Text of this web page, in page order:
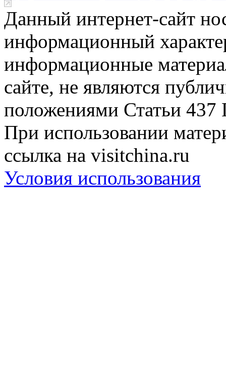
Данный интернет-сайт
информационный
информационные
сайте, не являются
положениями Статьи 437
При использовании
ссылка на visitchina.ru
Условия использования